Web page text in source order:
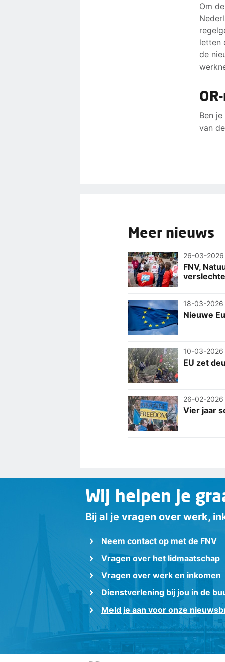
Om
letten
de
Ben
van
Meer nieuws
26-03-2026
FNV,
18-03-2026
Nieuwe
10-03-2026
EU zet
26-02-2026
Vier jaar
Wij helpen je
Bij al je vragen over werk,
Neem contact op met de FNV
Vragen over het lidmaatschap
Vragen over werk en inkomen
Dienstverlening bij jou in de
Meld je aan voor onze